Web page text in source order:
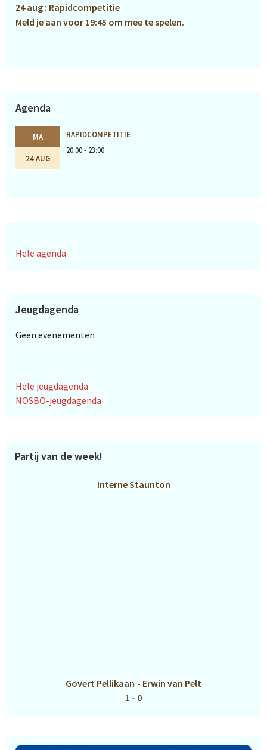
24 aug : Rapidcompetitie
Meld je aan voor 19:45 om mee te spelen.
Agenda
MA
24 AUG
RAPIDCOMPETITIE
20:00 - 23:00
Hele agenda
Jeugdagenda
Geen evenementen
Hele jeugdagenda
NOSBO-jeugdagenda
Partij van de week!
Interne Staunton
Govert Pellikaan - Erwin van Pelt
1 - 0